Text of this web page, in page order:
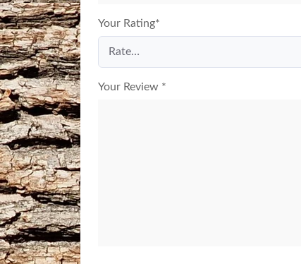
Your Rating*
Your Review *